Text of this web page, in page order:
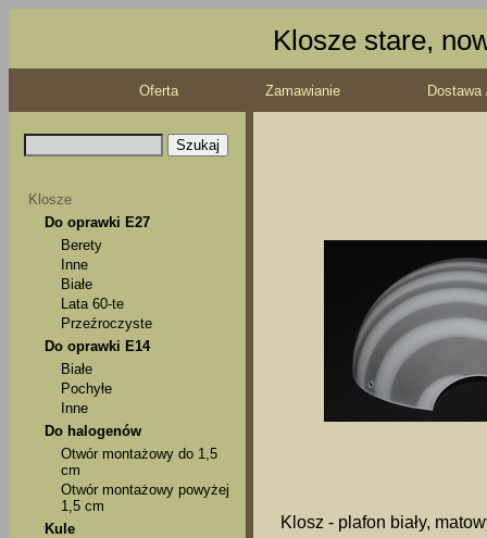
Klosze stare,
Oferta Zamawianie
Klosze
Do oprawki E27
Berety
Inne
Białe
Lata 60-te
Przeźroczyste
Do oprawki E14
Białe
Pochyłe
Inne
Do halogenów
Otwór montażowy do 1,5
cm
Otwór montażowy powyżej
1,5 cm
Kule
Klosz - plafon biały,